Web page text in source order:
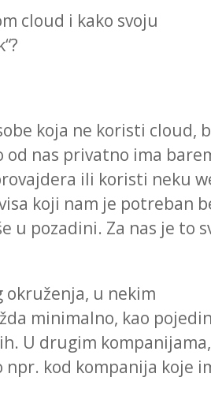
cloud i kako svoju
koja ne koristi cloud,
od nas privatno ima
ili koristi neku
koji nam je potreban
u pozadini. Za nas je to
okruženja, u nekim
minimalno, kao
U drugim
npr. kod kompanija koje